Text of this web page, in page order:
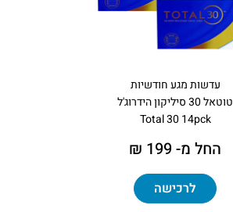
עדשות מגע חודשיות
טוטאל 30 סיליקון הידרוג'ל
Total 30 14pck
החל מ- 199 ₪
לרכישה